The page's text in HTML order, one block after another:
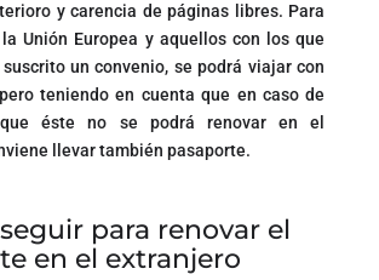
y carencia de páginas libres. Para
Unión Europea y aquellos con los que
un convenio, se podrá viajar con
teniendo en cuenta que en caso de
éste no se podrá renovar en el
llevar también pasaporte.
para renovar el
en el extranjero